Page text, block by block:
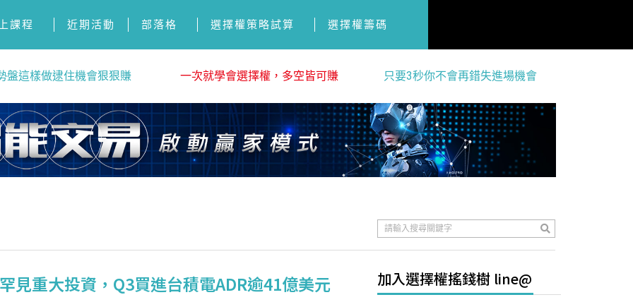
課程 近期活動 部落格 選擇權策略試算 選擇權籌碼
盤這樣做逮住機會狠狠賺 一次就學會選擇權，多空皆可賺 只要3秒你不會再錯失進場機會
見重大投資，Q3買進台積電ADR逾41億美元 加入選擇權搖錢樹 line@